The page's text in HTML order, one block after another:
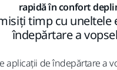
rapidă în confort
timp cu uneltele
îndepărtare a
aplicații de îndepărtare a